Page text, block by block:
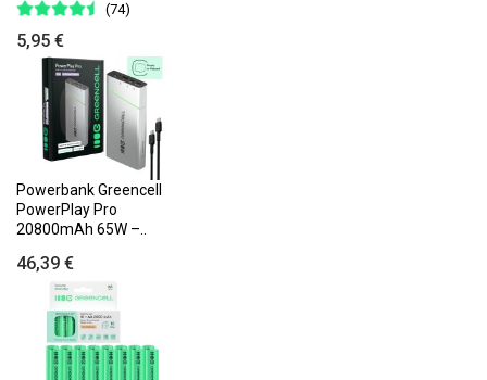
(74)
5,95 €
Powerbank Greencell
PowerPlay Pro
20800mAh 65W –..
46,39 €